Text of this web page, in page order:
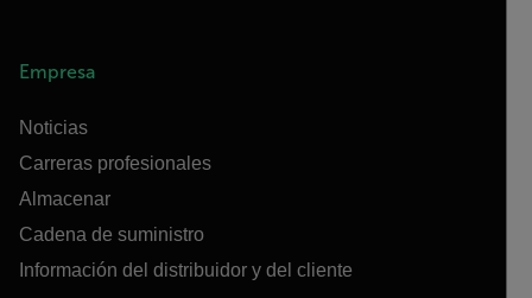
Empresa
Noticias
Carreras profesionales
Almacenar
Cadena de suministro
Información del distribuidor y del cliente